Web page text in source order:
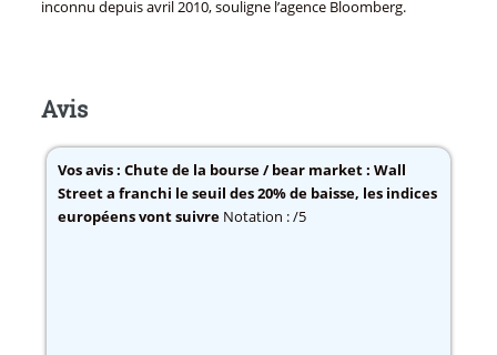
inconnu depuis avril 2010, souligne l’agence Bloomberg.
Avis
Vos avis : Chute de la bourse / bear market : Wall
Street a franchi le seuil des 20% de baisse, les indices
européens vont suivreNotation : /5